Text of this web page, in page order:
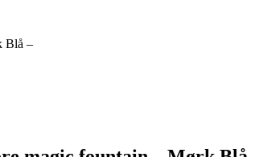
Blå –